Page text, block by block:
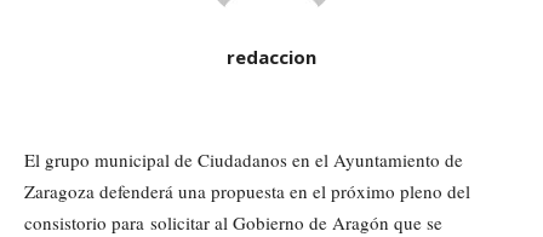
redaccion
El grupo municipal de Ciudadanos en el Ayuntamiento de
Zaragoza defenderá una propuesta en el próximo pleno del
consistorio para solicitar al Gobierno de Aragón que se